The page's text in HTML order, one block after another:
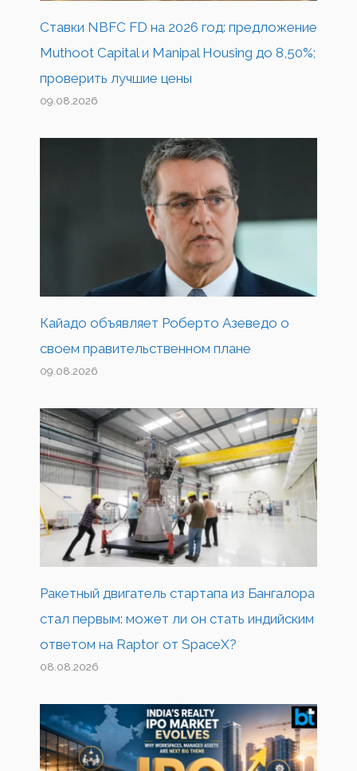
Ставки NBFC FD на 2026 год: предложение
Muthoot Capital и Manipal Housing до 8,50%;
проверить лучшие цены
09.08.2026
Кайадо объявляет Роберто Азеведо о
своем правительственном плане
09.08.2026
Ракетный двигатель стартапа из Бангалора
стал первым: может ли он стать индийским
ответом на Raptor от SpaceX?
08.08.2026